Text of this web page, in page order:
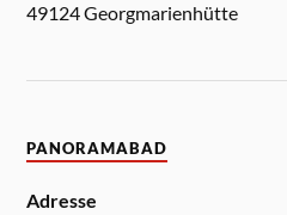
49124 Georgmarienhütte
PANORAMABAD
Adresse